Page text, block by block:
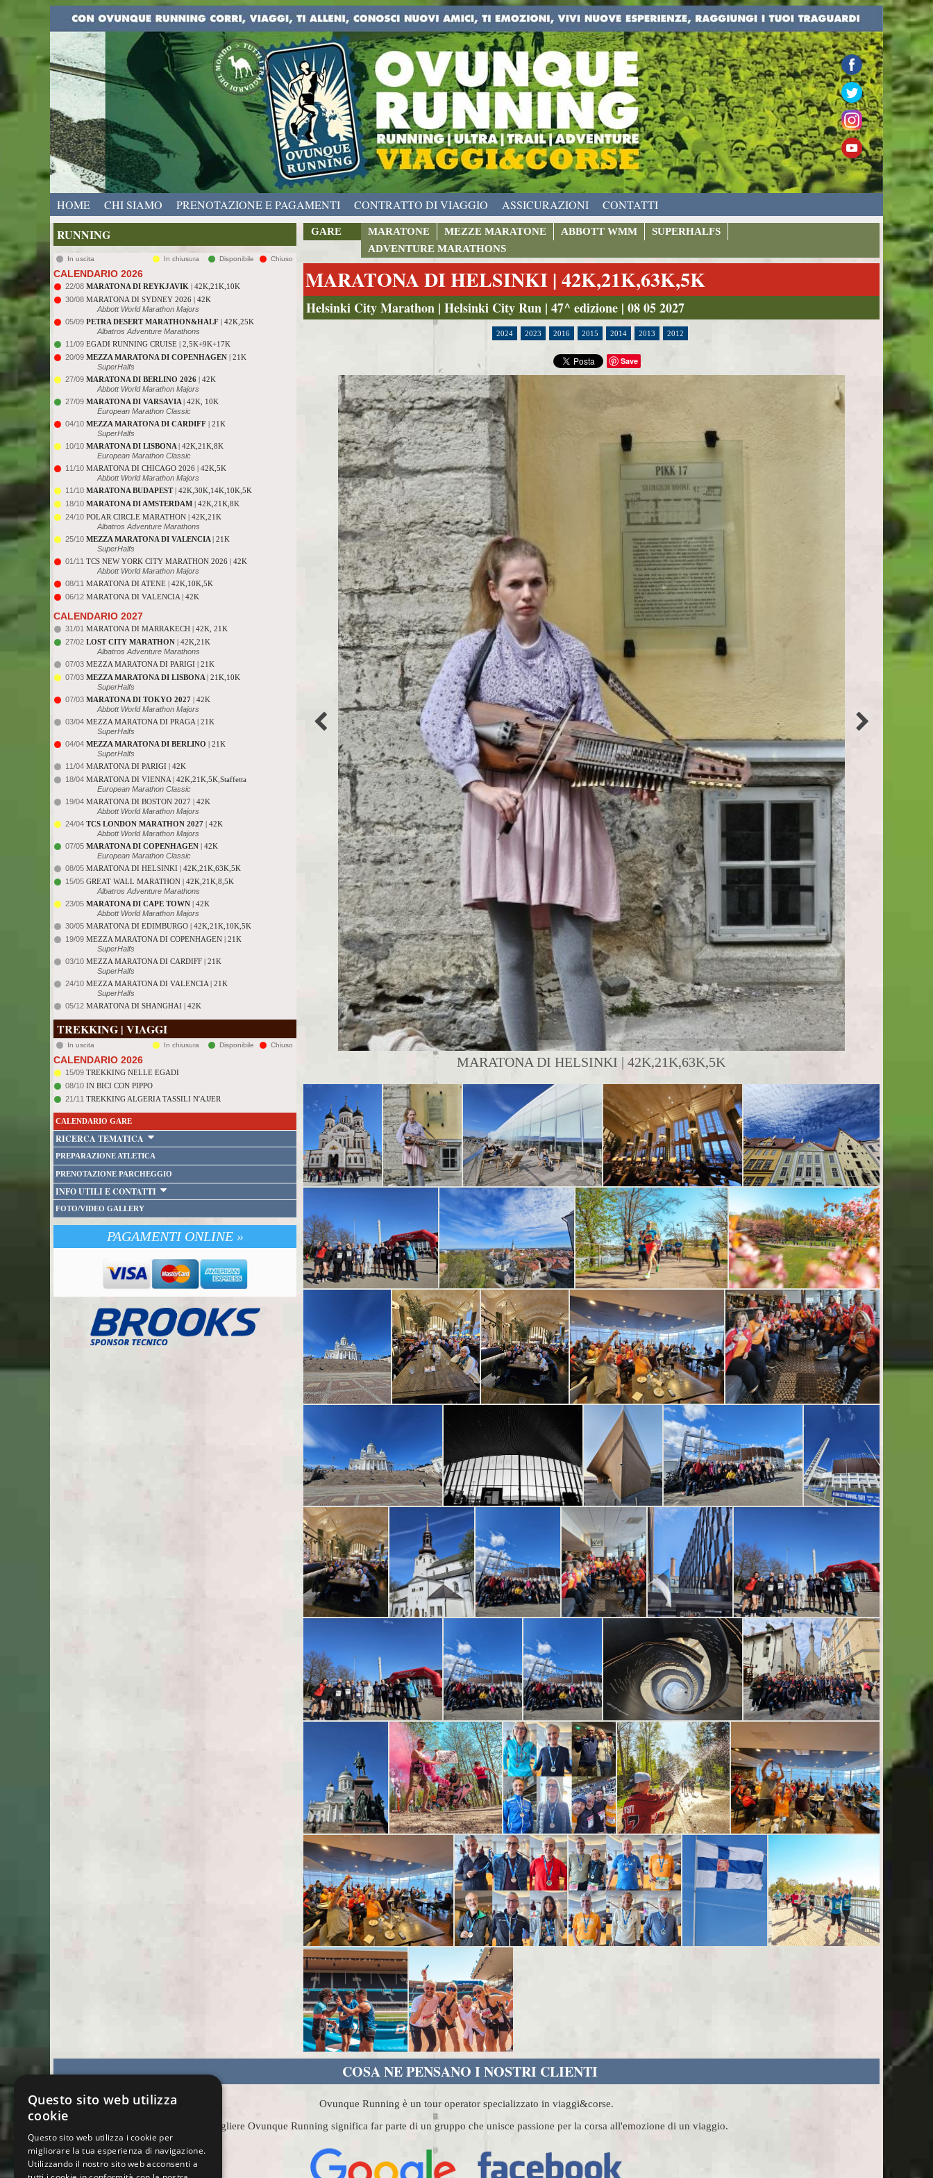
HOME CHI SIAMO PRENOTAZIONE E PAGAMENTI CONTRATTO DI VIAGGIO ASSICURAZIONI CONTATTI
RUNNING
In uscita In chiusura Disponibile Chiuso
CALENDARIO 2026
22/08 MARATONA DI REYKJAVIK | 42K,21K,10K
30/08 MARATONA DI SYDNEY 2026 | 42K
Abbott World Marathon Majors
05/09 PETRA DESERT MARATHON&HALF | 42K,25K
Albatros Adventure Marathons
11/09 EGADI RUNNING CRUISE | 2,5K+9K+17K
20/09 MEZZA MARATONA DI COPENHAGEN | 21K
SuperHalfs
27/09 MARATONA DI BERLINO 2026 | 42K
Abbott World Marathon Majors
27/09 MARATONA DI VARSAVIA | 42K, 10K
European Marathon Classic
04/10 MEZZA MARATONA DI CARDIFF | 21K
SuperHalfs
10/10 MARATONA DI LISBONA | 42K,21K,8K
European Marathon Classic
11/10 MARATONA DI CHICAGO 2026 | 42K,5K
Abbott World Marathon Majors
11/10 MARATONA BUDAPEST| 42K,30K,14K,10K,5K
18/10 MARATONA DI AMSTERDAM | 42K,21K,8K
24/10 POLAR CIRCLE MARATHON | 42K,21K
Albatros Adventure Marathons
25/10 MEZZA MARATONA DI VALENCIA | 21K
SuperHalfs
01/11 TCS NEW YORK CITY MARATHON 2026 | 42K
Abbott World Marathon Majors
08/11 MARATONA DI ATENE | 42K,10K,5K
06/12 MARATONA DI VALENCIA | 42K
CALENDARIO 2027
31/01 MARATONA DI MARRAKECH | 42K, 21K
27/02 LOST CITY MARATHON | 42K,21K
Albatros Adventure Marathons
07/03 MEZZA MARATONA DI PARIGI | 21K
07/03 MEZZA MARATONA DI LISBONA | 21K,10K
SuperHalfs
07/03 MARATONA DI TOKYO 2027 | 42K
Abbott World Marathon Majors
03/04 MEZZA MARATONA DI PRAGA | 21K
SuperHalfs
04/04 MEZZA MARATONA DI BERLINO | 21K
SuperHalfs
11/04 MARATONA DI PARIGI | 42K
18/04 MARATONA DI VIENNA | 42K,21K,5K,Staffetta
European Marathon Classic
19/04 MARATONA DI BOSTON 2027 | 42K
Abbott World Marathon Majors
24/04 TCS LONDON MARATHON 2027 | 42K
Abbott World Marathon Majors
07/05 MARATONA DI COPENHAGEN | 42K
European Marathon Classic
08/05 MARATONA DI HELSINKI | 42K,21K,63K,5K
15/05 GREAT WALL MARATHON | 42K,21K,8,5K
Albatros Adventure Marathons
23/05 MARATONA DI CAPE TOWN | 42K
Abbott World Marathon Majors
30/05 MARATONA DI EDIMBURGO | 42K,21K,10K,5K
19/09 MEZZA MARATONA DI COPENHAGEN | 21K
SuperHalfs
03/10 MEZZA MARATONA DI CARDIFF | 21K
SuperHalfs
24/10 MEZZA MARATONA DI VALENCIA | 21K
SuperHalfs
05/12 MARATONA DI SHANGHAI | 42K
TREKKING | VIAGGI
In uscita In chiusura Disponibile Chiuso
CALENDARIO 2026
15/09 TREKKING NELLE EGADI
08/10 IN BICI CON PIPPO
21/11 TREKKING ALGERIA TASSILI N'AJJER
CALENDARIO GARE
RICERCA TEMATICA
PREPARAZIONE ATLETICA
PRENOTAZIONE PARCHEGGIO
INFO UTILI E CONTATTI
FOTO/VIDEO GALLERY
PAGAMENTI ONLINE »
GARE MARATONE MEZZE MARATONE ABBOTT WMM
SUPERHALFS
ADVENTURE MARATHONS
MARATONA DI HELSINKI | 42K,21K,63K,5K
Helsinki City Marathon | Helsinki City Run | 47^ edizione | 08 05 2027
2024 2023 2016 2015 2014 2013 2012
Save
MARATONA DI HELSINKI | 42K,21K,63K,5K
COSA NE PENSANO I NOSTRI CLIENTI
Ovunque Running è un tour operator specializzato in viaggi&corse.
Scegliere Ovunque Running significa far parte di un gruppo che unisce passione per la corsa all'emozione di un viaggio.
Questo sito web utilizza
cookie
Questo sito web utilizza i cookie per
migliorare la tua esperienza di navigazione.
Utilizzando il nostro sito web acconsenti a